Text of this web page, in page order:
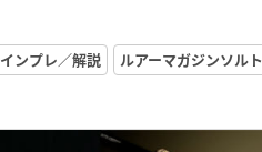
インプレ／解説 ルアーマガジンソルト